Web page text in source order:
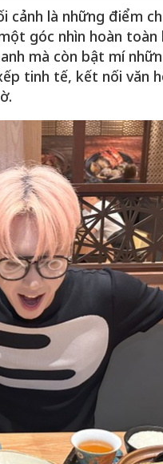
cảnh là những điểm
góc nhìn hoàn toàn
mà còn bật mí
tinh tế, kết nối văn
một ngôi
Hồng của Hà